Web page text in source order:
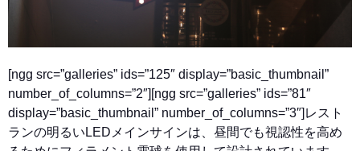
[ngg src=”galleries” ids=”125″ display=”basic_thumbnail”
number_of_columns=”2″][ngg src=”galleries” ids=”81″
display=”basic_thumbnail” number_of_columns=”3″] レスト
ランの明るいLEDメインサインは、昼間でも視認性を高め